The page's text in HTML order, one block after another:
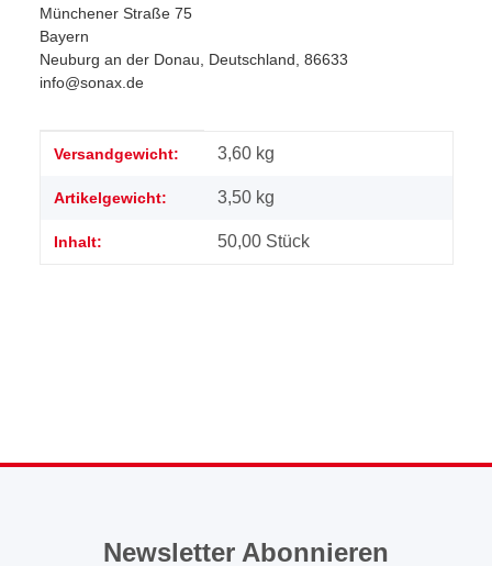
Münchener Straße 75
Bayern
Neuburg an der Donau, Deutschland, 86633
info@sonax.de
Produkteigenschaft
Wert
Versandgewicht: 3,60 kg
Artikelgewicht: 3,50 kg
Inhalt: 50,00 Stück
Newsletter Abonnieren